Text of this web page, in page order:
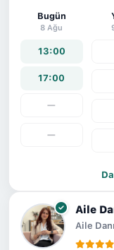
Bugün
8 Ağu
13:00
17:00
—
—
Aile
Aile